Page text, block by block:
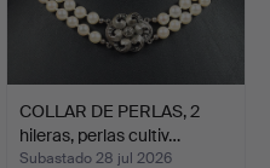
COLLAR DE PERLAS, 2
hileras, perlas cultiv…
Subastado 28 jul 2026